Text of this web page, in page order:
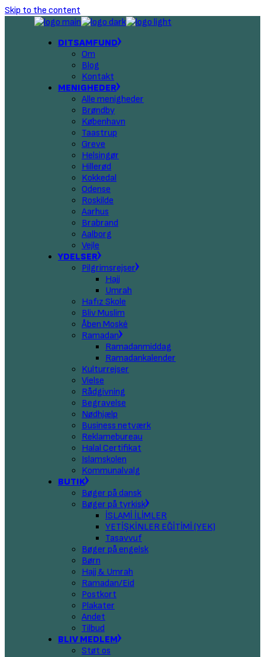
Skip to the content
DITSAMFUND
Om
Blog
Kontakt
MENIGHEDER
Alle menigheder
Brøndby
København
Taastrup
Greve
Helsingør
Hillerød
Kokkedal
Odense
Roskilde
Aarhus
Brabrand
Aalborg
Vejle
YDELSER
Pilgrimsrejser
Hajj
Umrah
Hafız Skole
Bliv Muslim
Åben Moské
Ramadan
Ramadanmiddag
Ramadankalender
Kulturrejser
Vielse
Rådgivning
Begravelse
Nødhjælp
Business netværk
Reklamebureau
Halal Certifikat
Islamskolen
Kommunalvalg
BUTIK
Bøger på dansk
Bøger på tyrkisk
İSLAMİ İLİMLER
YETİŞKİNLER EĞİTİMİ (YEK)
Tasavvuf
Bøger på engelsk
Børn
Hajj & Umrah
Ramadan/Eid
Postkort
Plakater
Andet
Tilbud
BLIV MEDLEM
Støt os